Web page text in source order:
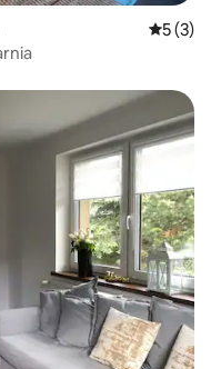
5 de
5 (3)